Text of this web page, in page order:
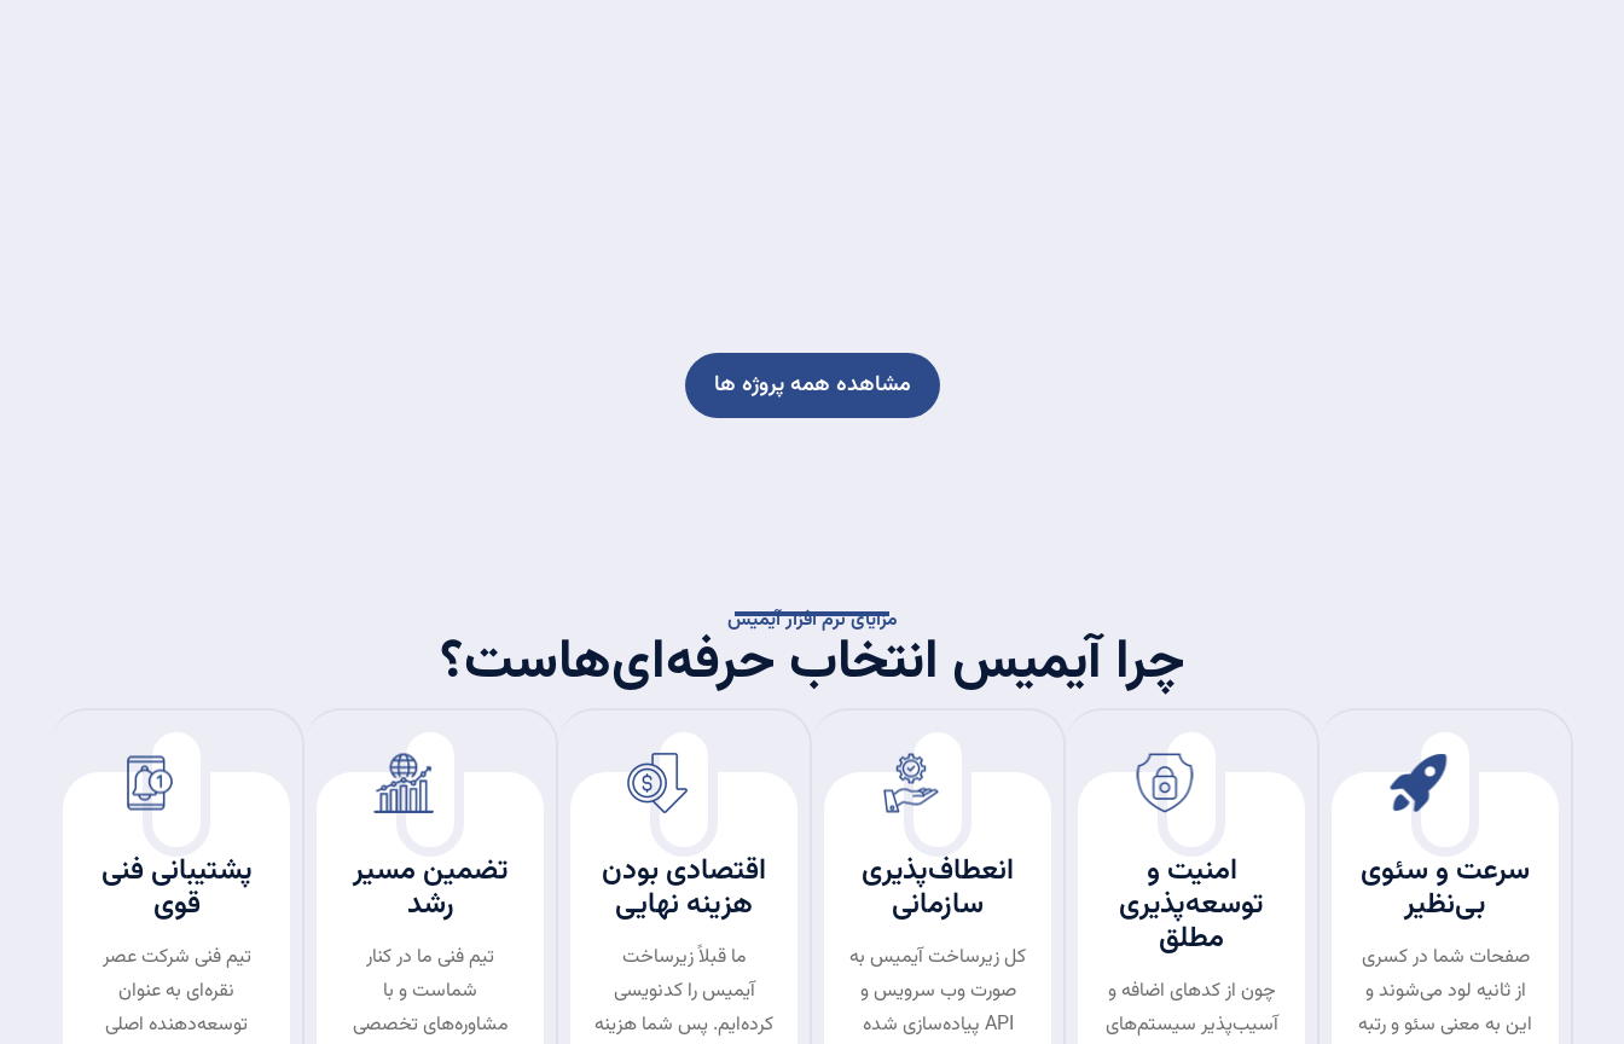
مشاهده همه پروژه ها
مزایای نرم افزار آیمیس
چرا آیمیس انتخاب حرفه‌ای‌هاست؟
سرعت و سئوی
بی‌نظیر
صفحات شما در کسری
از ثانیه لود می‌شوند و
این به معنی سئو و رتبه
امنیت و
توسعه‌پذیری
مطلق
چون از کدهای اضافه و
آسیب‌پذیر سیستم‌های
انعطاف‌پذیری
سازمانی
کل زیرساخت آیمیس به
صورت وب سرویس و
API پیاده‌سازی شده
اقتصادی بودن
هزینه نهایی
ما قبلاً زیرساخت
آیمیس را کدنویسی
کرده‌ایم. پس شما هزینه
تضمین مسیر
رشد
تیم فنی ما در کنار
شماست و با
مشاوره‌های تخصصی
پشتیبانی فنی
قوی
تیم فنی شرکت عصر
نقره‌ای به عنوان
توسعه‌دهنده اصلی